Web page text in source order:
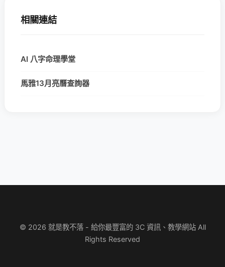
相關連結
AI 八字命理學堂
馬雅13月亮曆查詢器
© 2026 就是教不落 - 給你最豐富的 3C 資訊、教學網站 All
Rights Reserved